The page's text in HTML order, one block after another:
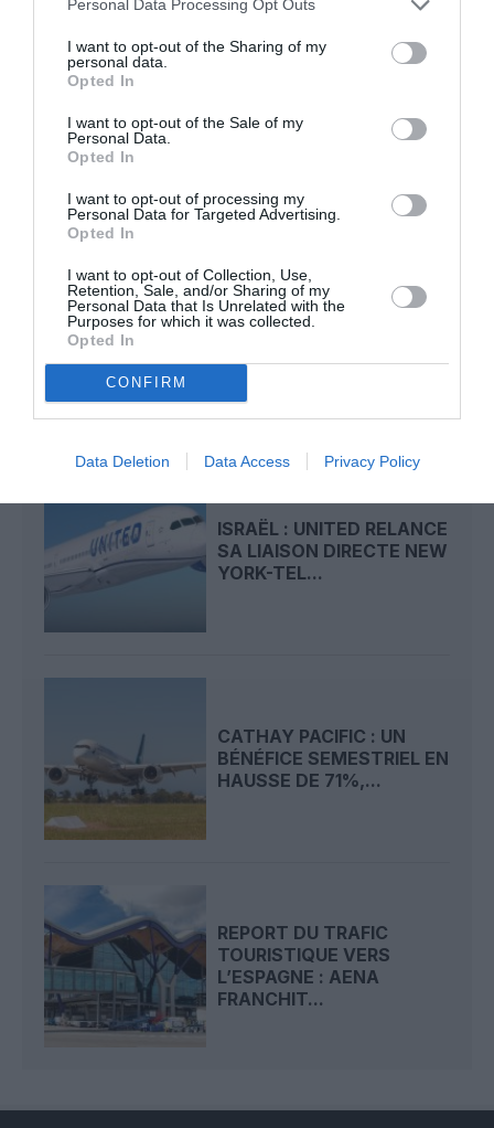
Personal Data Processing Opt Outs
I want to opt-out of the Sharing of my
personal data.
Opted In
I want to opt-out of the Sale of my
Personal Data.
Opted In
I want to opt-out of processing my
Personal Data for Targeted Advertising.
Opted In
I want to opt-out of Collection, Use,
Retention, Sale, and/or Sharing of my
Personal Data that Is Unrelated with the
Purposes for which it was collected.
Opted In
CONFIRM
Data Deletion Data Access Privacy Policy
atplhkta commenté l'article :
arrivées plus longues, des correspondances à risque
Manfou a commenté l'article :
Pyramides, croisières et mer Rouge : l’Égypte mise sur
guerre hamas-israel
LIRE AUSSI
ISRAËL : UNITED RELANCE
SA LIAISON DIRECTE NEW
YORK-TEL...
CATHAY PACIFIC : UN
BÉNÉFICE SEMESTRIEL EN
HAUSSE DE 71%,...
REPORT DU TRAFIC
TOURISTIQUE VERS
L’ESPAGNE : AENA
FRANCHIT...